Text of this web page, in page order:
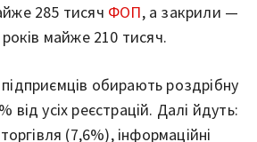
285 тисяч ФОП, а закрили —
майже 210 тисяч.
обирають роздрібну
від усіх реєстрацій. Далі йдуть:
(7,6%), інформаційні